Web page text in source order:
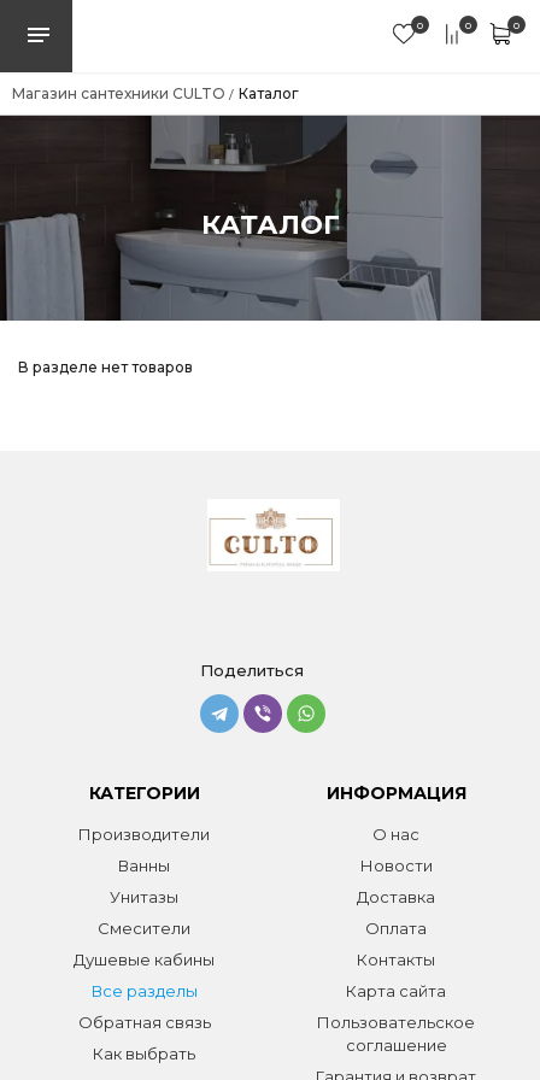
0 0 0
Магазин сантехники CULTO / Каталог
КАТАЛОГ
В разделе нет товаров
Поделиться
КАТЕГОРИИ
Производители
Ванны
Унитазы
Смесители
Душевые кабины
Все разделы
Обратная связь
Как выбрать
ИНФОРМАЦИЯ
О нас
Новости
Доставка
Оплата
Контакты
Карта сайта
Пользовательское
соглашение